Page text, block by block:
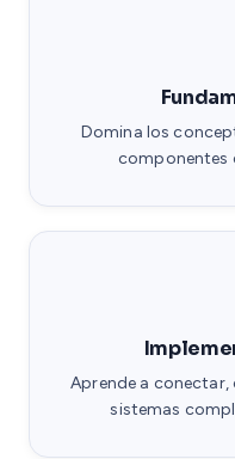
Domina los
componentes
Aprende a
sistemas